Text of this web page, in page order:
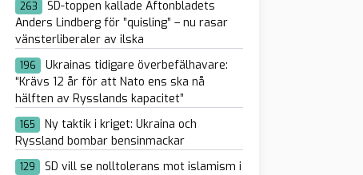
263
SD-toppen kallade Aftonbladets
Anders Lindberg för ”quisling” – nu rasar
vänsterliberaler av ilska
196
Ukrainas tidigare överbefälhavare:
“Krävs 12 år för att Nato ens ska nå
hälften av Rysslands kapacitet”
165
Ny taktik i kriget: Ukraina och
Ryssland bombar bensinmackar
129
SD vill se nolltolerans mot islamism i